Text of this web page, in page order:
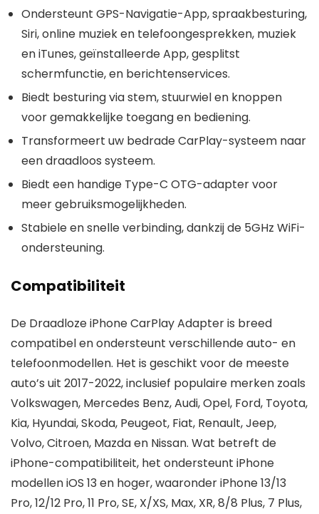
Ondersteunt GPS-Navigatie-App, spraakbesturing,
Siri, online muziek en telefoongesprekken, muziek
en iTunes, geïnstalleerde App, gesplitst
schermfunctie, en berichtenservices.
Biedt besturing via stem, stuurwiel en knoppen
voor gemakkelijke toegang en bediening.
Transformeert uw bedrade CarPlay-systeem naar
een draadloos systeem.
Biedt een handige Type-C OTG-adapter voor
meer gebruiksmogelijkheden.
Stabiele en snelle verbinding, dankzij de 5GHz WiFi-
ondersteuning.
Compatibiliteit
De Draadloze iPhone CarPlay Adapter is breed
compatibel en ondersteunt verschillende auto- en
telefoonmodellen. Het is geschikt voor de meeste
auto’s uit 2017-2022, inclusief populaire merken zoals
Volkswagen, Mercedes Benz, Audi, Opel, Ford, Toyota,
Kia, Hyundai, Skoda, Peugeot, Fiat, Renault, Jeep,
Volvo, Citroen, Mazda en Nissan. Wat betreft de
iPhone-compatibiliteit, het ondersteunt iPhone
modellen iOS 13 en hoger, waaronder iPhone 13/13
Pro, 12/12 Pro, 11 Pro, SE, X/XS, Max, XR, 8/8 Plus, 7 Plus,